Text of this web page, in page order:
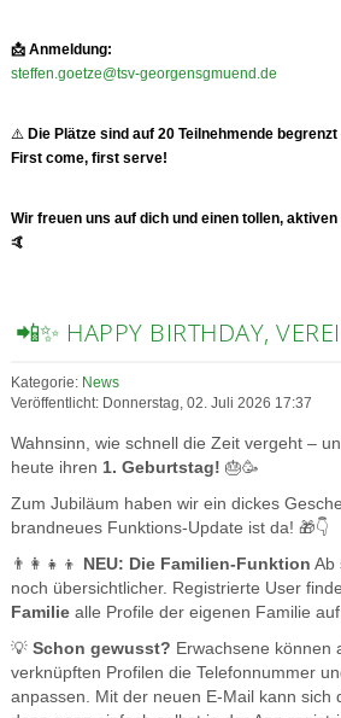
📩Anmeldung:
steffen.goetze@tsv-georgensgmuend.de
⚠️ Die Plätze sind auf 20 Teilnehmende
First come, first serve!
Wir freuen uns auf dich und einen tollen,
🤙
📲✨ HAPPY BIRTHDAY,
Kategorie: News
Veröffentlicht: Donnerstag, 02. Juli 2026 17:37
Wahnsinn, wie schnell die Zeit vergeht –
heute ihren 1. Geburtstag! 🎂🥳
Zum Jubiläum haben wir ein dickes
brandneues Funktions-Update ist da! 🎁👇
👨‍👩‍👧‍👦 NEU: Die Familien-Funktion Ab
noch übersichtlicher. Registrierte User
Familiealle Profile der eigenen Familie
💡 Schon gewusst? Erwachsene können
verknüpften Profilen die Telefonnummer
anpassen. Mit der neuen E-Mail kann sich